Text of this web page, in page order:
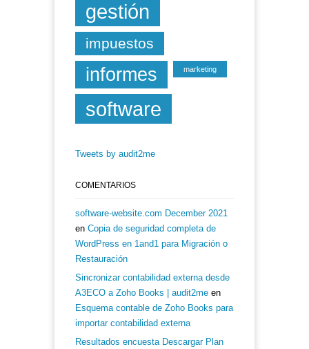
gestión
impuestos
informes marketing
software
Tweets by audit2me
COMENTARIOS
software-website.com December 2021
en Copia de seguridad completa de
WordPress en 1and1 para Migración o
Restauración
Sincronizar contabilidad externa desde
A3ECO a Zoho Books | audit2me en
Esquema contable de Zoho Books para
importar contabilidad externa
Resultados encuesta Descargar Plan